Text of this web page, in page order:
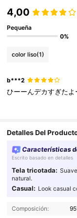
4,00
Pequeña
0%
color liso(1)
b***2
ひーーんデカすぎた
Detalles Del
Características
Escrito basado en detalles
Tela tricotada:
natural.
Casual: Look casual
Composición: